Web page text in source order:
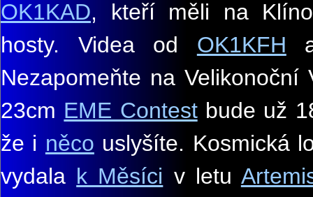
OK1KAD, kteří měli na
hosty. Videa od OK1KFH
Nezapomeňte na
23cm EME Contestbude už
že i něco uslyšíte. Kosmická
vydala k Měsíci v letu